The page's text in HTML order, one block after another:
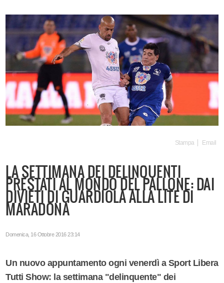
Stampa Email
LA SETTIMANA DEI DELINQUENTI
PRESTATI AL MONDO DEL PALLONE: DAI
DIVIETI DI GUARDIOLA ALLA LITE DI
MARADONA
Domenica, 16 Ottobre 2016 23:14
Un nuovo appuntamento ogni venerdì a Sport Libera
Tutti Show: la settimana "delinquente" dei